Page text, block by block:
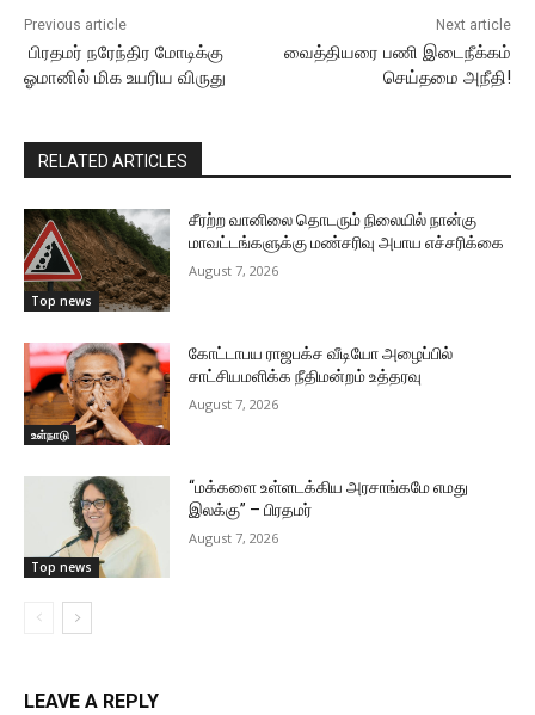
Previous article
பிரதமர் நரேந்திர மோடிக்கு
ஓமானில் மிக உயரிய விருது
Next article
வைத்தியரை பணி இடைநீக்கம்
செய்தமை அநீதி!
RELATED ARTICLES
Top news
சீரற்ற வானிலை தொடரும் நிலையில் நான்கு
மாவட்டங்களுக்கு மண்சரிவு அபாய எச்சரிக்கை
August 7, 2026
உள்நாடு
கோட்டாபய ராஜபக்ச வீடியோ அழைப்பில்
சாட்சியமளிக்க நீதிமன்றம் உத்தரவு
August 7, 2026
Top news
“மக்களை உள்ளடக்கிய அரசாங்கமே எமது
இலக்கு” – பிரதமர்
August 7, 2026
LEAVE A REPLY